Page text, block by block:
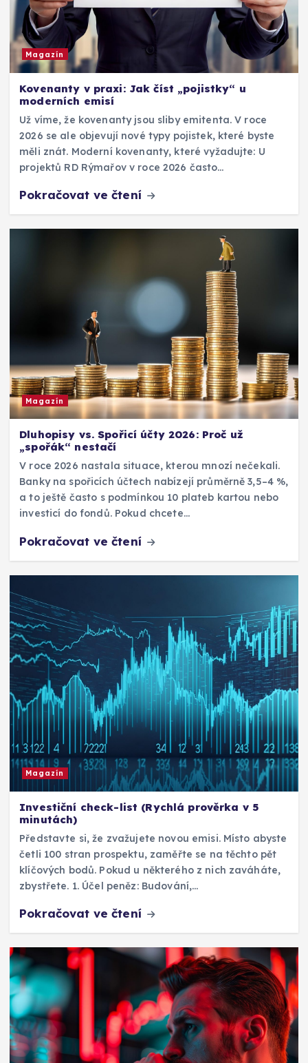
Magazín
Kovenanty v praxi: Jak číst „pojistky“ u
moderních emisí
Už víme, že kovenanty jsou sliby emitenta. V roce
2026 se ale objevují nové typy pojistek, které byste
měli znát. Moderní kovenanty, které vyžadujte: U
projektů RD Rýmařov v roce 2026 často…
Pokračovat ve čtení
Magazín
Dluhopisy vs. Spořicí účty 2026: Proč už
„spořák“ nestačí
V roce 2026 nastala situace, kterou mnozí nečekali.
Banky na spořicích účtech nabízejí průměrně 3,5–4 %,
a to ještě často s podmínkou 10 plateb kartou nebo
investicí do fondů. Pokud chcete…
Pokračovat ve čtení
Magazín
Investiční check-list (Rychlá prověrka v 5
minutách)
Představte si, že zvažujete novou emisi. Místo abyste
četli 100 stran prospektu, zaměřte se na těchto pět
klíčových bodů. Pokud u některého z nich zaváháte,
zbystřete. 1. Účel peněz: Budování,…
Pokračovat ve čtení